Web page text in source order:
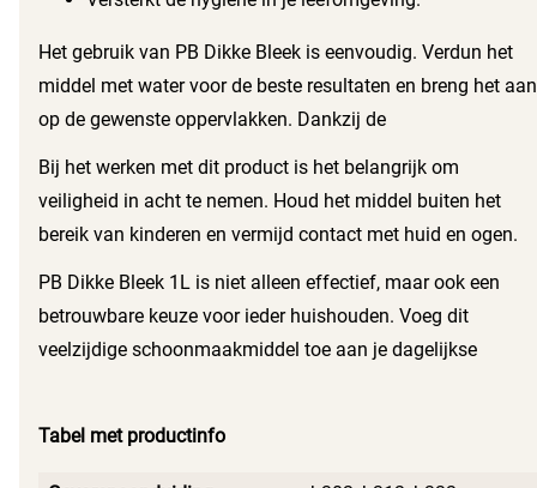
Het gebruik van PB Dikke Bleek is eenvoudig. Verdun het
middel met water voor de beste resultaten en breng het aan
op de gewenste oppervlakken. Dankzij de
Bij het werken met dit product is het belangrijk om
veiligheid in acht te nemen. Houd het middel buiten het
bereik van kinderen en vermijd contact met huid en ogen.
PB Dikke Bleek 1L is niet alleen effectief, maar ook een
betrouwbare keuze voor ieder huishouden. Voeg dit
veelzijdige schoonmaakmiddel toe aan je dagelijkse
Maak van je huis een plek waar je je prettig voelt, zonder
Tabel met productinfo